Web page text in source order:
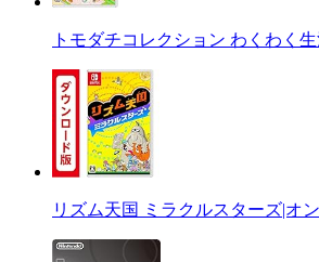
トモダチコレクション わくわく生
リズム天国 ミラクルスターズ|オ